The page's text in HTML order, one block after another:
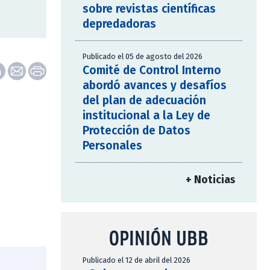
sobre revistas científicas
depredadoras
Publicado el 05 de agosto del 2026
Comité de Control Interno
abordó avances y desafíos
del plan de adecuación
institucional a la Ley de
Protección de Datos
Personales
+ Noticias
OPINIÓN UBB
Publicado el 12 de abril del 2026